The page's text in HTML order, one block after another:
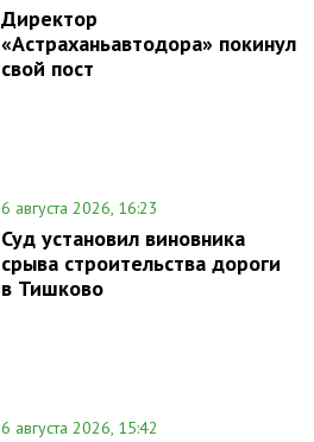
Директор
«Астраханьавтодора» покинул
свой пост
6 августа 2026, 16:23
Суд установил виновника
срыва строительства дороги
в Тишково
6 августа 2026, 15:42